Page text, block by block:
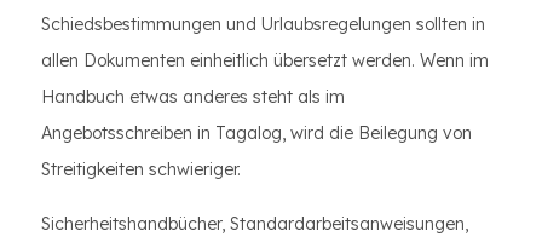
Schiedsbestimmungen und Urlaubsregelungen sollten in
allen Dokumenten einheitlich übersetzt werden. Wenn im
Handbuch etwas anderes steht als im
Angebotsschreiben in Tagalog, wird die Beilegung von
Streitigkeiten schwieriger.
Sicherheitshandbücher, Standardarbeitsanweisungen,